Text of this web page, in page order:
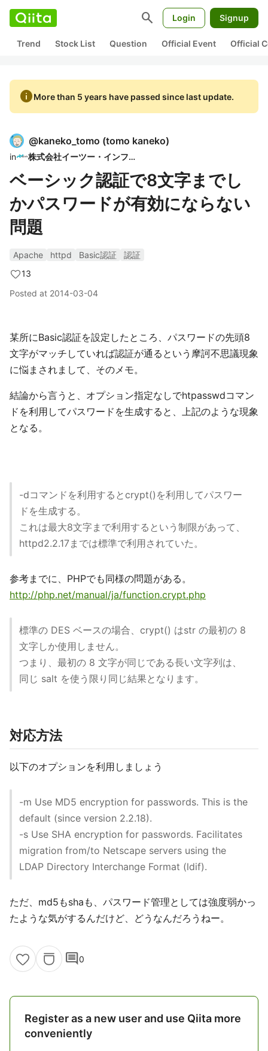
search Login Signup
Trend Stock List Question Official Event Official
infoMore than 5 years have passed since last update.
@kaneko_tomo (tomo kaneko)
in 株式会社イーツー・インフォ
ベーシック認証で8文字までし
かパスワードが有効にならない
問題
Apache httpd Basic認証
認証
13
Posted at 2014-03-04
某所にBasic認証を設定したところ、パスワードの先頭8
文字がマッチしていれば認証が通るという摩訶不思議現象
に悩まされまして、そのメモ。
結論から言うと、オプション指定なしでhtpasswdコマン
ドを利用してパスワードを生成すると、上記のような現象
となる。
-dコマンドを利用するとcrypt()を利用してパスワー
ドを生成する。
これは最大8文字まで利用するという制限があって、
httpd2.2.17までは標準で利用されていた。
参考までに、PHPでも同様の問題がある。
http://php.net/manual/ja/function.crypt.php
標準の DES ベースの場合、crypt() はstr の最初の 8
文字しか使用しません。
つまり、最初の 8 文字が同じである長い文字列は、
同じ salt を使う限り同じ結果となります。
対応方法
以下のオプションを利用しましょう
-m Use MD5 encryption for passwords. This is the
default (since version 2.2.18).
-s Use SHA encryption for passwords. Facilitates
migration from/to Netscape servers using the
LDAP Directory Interchange Format (ldif).
ただ、md5もshaも、パスワード管理としては強度弱かっ
たような気がするんだけど、どうなんだろうねー。
comment0
Register as a new user and use Qiita more
conveniently